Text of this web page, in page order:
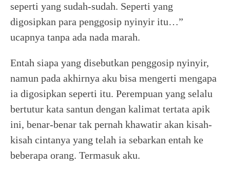
seperti yang sudah-sudah. Seperti yang
digosipkan para penggosip nyinyir itu…”
ucapnya tanpa ada nada marah.
Entah siapa yang disebutkan penggosip nyinyir,
namun pada akhirnya aku bisa mengerti mengapa
ia digosipkan seperti itu. Perempuan yang selalu
bertutur kata santun dengan kalimat tertata apik
ini, benar-benar tak pernah khawatir akan kisah-
kisah cintanya yang telah ia sebarkan entah ke
beberapa orang. Termasuk aku.